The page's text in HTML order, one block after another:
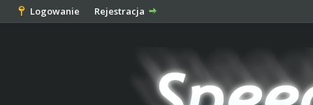
Logowanie Rejestracja